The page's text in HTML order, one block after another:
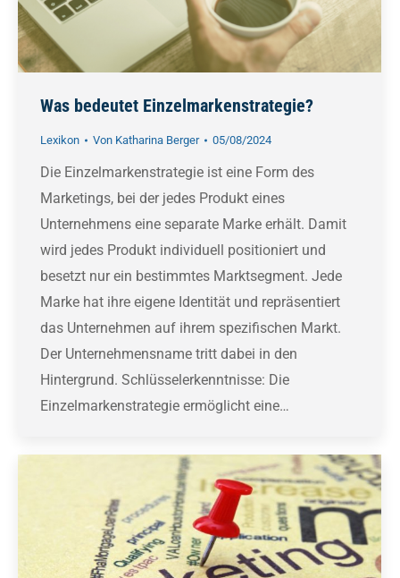
Was bedeutet Einzelmarkenstrategie?
Lexikon Von Katharina Berger 05/08/2024
Die Einzelmarkenstrategie ist eine Form des
Marketings, bei der jedes Produkt eines
Unternehmens eine separate Marke erhält. Damit
wird jedes Produkt individuell positioniert und
besetzt nur ein bestimmtes Marktsegment. Jede
Marke hat ihre eigene Identität und repräsentiert
das Unternehmen auf ihrem spezifischen Markt.
Der Unternehmensname tritt dabei in den
Hintergrund. Schlüsselerkenntnisse: Die
Einzelmarkenstrategie ermöglicht eine…